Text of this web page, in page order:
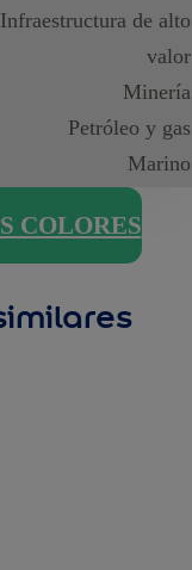
Infraestructura de alto
valor
Minería
Petróleo y gas
Marino
COLORES